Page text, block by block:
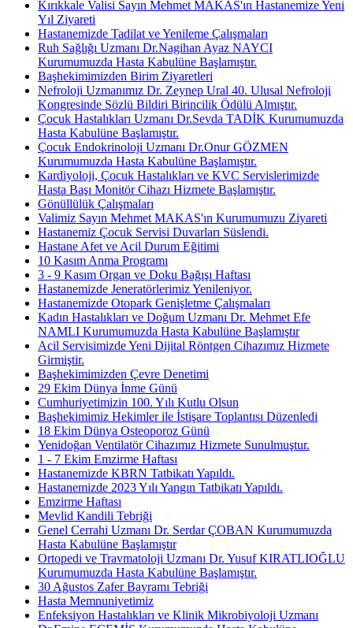
Kırıkkale Valisi Sayın Mehmet MAKAS'ın Hastanemize Yeni
Yıl Ziyareti
Hastanemizde Tadilat ve Yenileme Çalışmaları
Ruh Sağlığı Uzmanı Dr.Nagihan Ayaz NAYCI
Kurumumuzda Hasta Kabulüne Başlamıştır.
Başhekimimizden Birim Ziyaretleri
Nefroloji Uzmanımız Dr. Zeynep Ural 40. Ulusal Nefroloji
Kongresinde Sözlü Bildiri Birincilik Ödülü Almıştır.
Çocuk Hastalıkları Uzmanı Dr.Sevda TADİK Kurumumuzda
Hasta Kabulüne Başlamıştır.
Çocuk Endokrinoloji Uzmanı Dr.Onur GÖZMEN
Kurumumuzda Hasta Kabulüne Başlamıştır.
Kardiyoloji, Çocuk Hastalıkları ve KVC Servislerimizde
Hasta Başı Monitör Cihazı Hizmete Başlamıştır.
Gönüllülük Çalışmaları
Valimiz Sayın Mehmet MAKAS'ın Kurumumuzu Ziyareti
Hastanemiz Çocuk Servisi Duvarları Süslendi.
Hastane Afet ve Acil Durum Eğitimi
10 Kasım Anma Programı
3 - 9 Kasım Organ ve Doku Bağışı Haftası
Hastanemizde Jeneratörlerimiz Yenileniyor.
Hastanemizde Otopark Genişletme Çalışmaları
Kadın Hastalıkları ve Doğum Uzmanı Dr. Mehmet Efe
NAMLI Kurumumuzda Hasta Kabulüne Başlamıştır
Acil Servisimizde Yeni Dijital Röntgen Cihazımız Hizmete
Girmiştir.
Başhekimimizden Çevre Denetimi
29 Ekim Dünya İnme Günü
Cumhuriyetimizin 100. Yılı Kutlu Olsun
Başhekimimiz Hekimler ile İstişare Toplantısı Düzenledi
18 Ekim Dünya Osteoporoz Günü
Yenidoğan Ventilatör Cihazımız Hizmete Sunulmuştur.
1 - 7 Ekim Emzirme Haftası
Hastanemizde KBRN Tatbikatı Yapıldı.
Hastanemizde 2023 Yılı Yangın Tatbikatı Yapıldı.
Emzirme Haftası
Mevlid Kandili Tebriği
Genel Cerrahi Uzmanı Dr. Serdar ÇOBAN Kurumumuzda
Hasta Kabulüne Başlamıştır
Ortopedi ve Travmatoloji Uzmanı Dr. Yusuf KIRATLIOĞLU
Kurumumuzda Hasta Kabulüne Başlamıştır.
30 Ağustos Zafer Bayramı Tebriği
Hasta Memnuniyetimiz
Enfeksiyon Hastalıkları ve Klinik Mikrobiyoloji Uzmanı